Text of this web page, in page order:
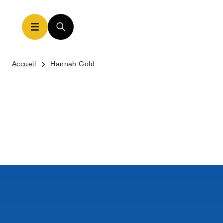
Accueil Hannah Gold